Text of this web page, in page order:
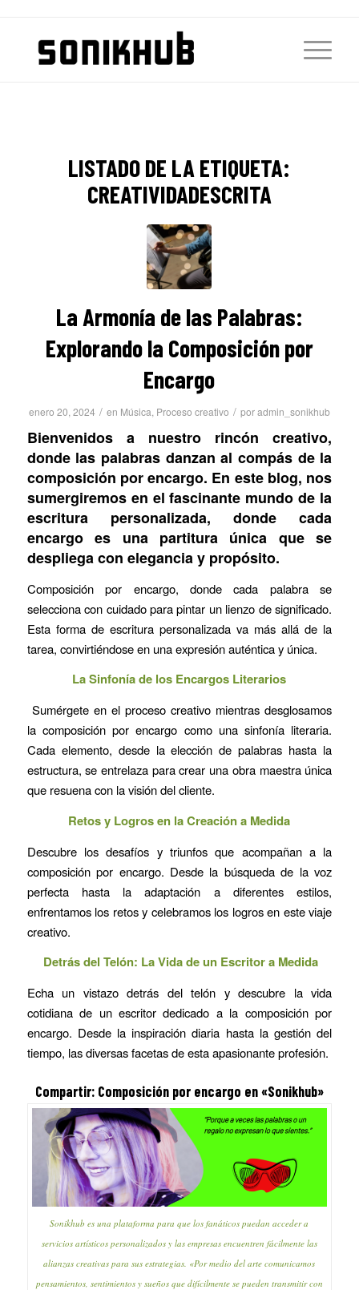
LISTADO DE LA ETIQUETA:
CREATIVIDADESCRITA
La Armonía de las Palabras:
Explorando la Composición por
Encargo
enero 20, 2024 / en Música, Proceso creativo / poradmin_sonikhub
Bienvenidos a nuestro rincón creativo,
donde las palabras danzan al compás de la
composición por encargo. En este blog, nos
sumergiremos en el fascinante mundo de la
escritura personalizada, donde cada
encargo es una partitura única que se
despliega con elegancia y propósito.
Composición por encargo, donde cada palabra se
selecciona con cuidado para pintar un lienzo de significado.
Esta forma de escritura personalizada va más allá de la
tarea, convirtiéndose en una expresión auténtica y única.
LaSinfonía de los Encargos Literarios
Sumérgete en el proceso creativo mientras desglosamos
la composición por encargo como una sinfonía literaria.
Cada elemento, desde la elección de palabras hasta la
estructura, se entrelaza para crear una obra maestra única
que resuena con la visión del cliente.
Retos y Logros en la Creación a Medida
Descubre los desafíos y triunfos que acompañan a la
composición por encargo. Desde la búsqueda de la voz
perfecta hasta la adaptación a diferentes estilos,
enfrentamos los retos y celebramos los logros en este viaje
creativo.
Detrás del Telón: La Vida de un Escritor a Medida
Echa un vistazo detrás del telón y descubre la vida
cotidiana de un escritor dedicado a la composición por
encargo. Desde la inspiración diaria hasta la gestión del
tiempo, las diversas facetas de esta apasionante profesión.
Compartir:Composición por encargo en «Sonikhub»
Sonikhub es una plataforma para que los fanáticos puedan acceder a
servicios artísticos personalizados y las empresas encuentren fácilmente las
alianzas creativas para sus estrategias. «Por medio del arte comunicamos
pensamientos, sentimientos y sueños que difícilmente se pueden transmitir con